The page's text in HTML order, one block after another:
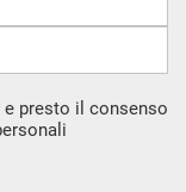
e presto il consenso